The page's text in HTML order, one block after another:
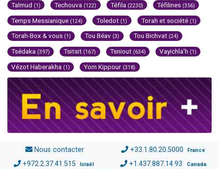
Talmud (1) Techouva (122) Téfila (2230) Téfilines (356)
Temps Messianique (124) Toledot (1) Torah et société (1)
Torah-Box & vous (1) Tou Béav (3) Tou Bichvat (24)
Tsédaka (397) Tsitsit (167) Tsniout (634) Vayichla'h (1)
Vézot Haberakha (1) Yom Kippour (318)
Nous contacter +33.1.80.20.5000 France
+972.2.37.41.515 Israël +1.437.887.14.93 Canada